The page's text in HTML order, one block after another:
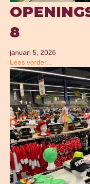
8
januari 5, 2026
Lees verder...